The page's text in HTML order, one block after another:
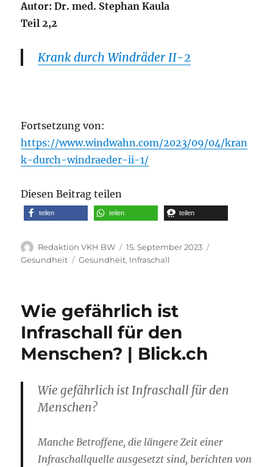
Autor: Dr. med. Stephan Kaula
Teil 2,2
Krank durch Windräder II-2
Fortsetzung von:
https://www.windwahn.com/2023/09/04/kran
k-durch-windraeder-ii-1/
Diesen Beitrag teilen
teilen teilen teilen
Autor
Redaktion VKH BW
Veröffentlicht
am
15. September 2023
Gesundheit
Schlagwörter
Gesundheit, Infraschall
Wie gefährlich ist
Infraschall für den
Menschen? | Blick.ch
Wie gefährlich ist Infraschall für den
Menschen?
Manche Betroffene, die längere Zeit einer
Infraschallquelle ausgesetzt sind, berichten von